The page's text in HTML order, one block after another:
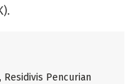
Pencurian